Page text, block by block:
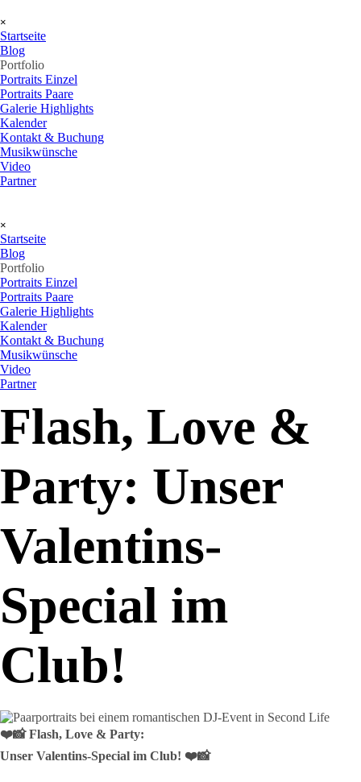
×
Startseite
Blog
Portfolio
Portraits Einzel
Portraits Paare
Galerie Highlights
Kalender
Kontakt & Buchung
Musikwünsche
Video
Partner
×
Startseite
Blog
Portfolio
Portraits Einzel
Portraits Paare
Galerie Highlights
Kalender
Kontakt & Buchung
Musikwünsche
Video
Partner
Flash, Love &
Party: Unser
Valentins-
Special im
Club!
❤️📸Flash, Love & Party:
Unser Valentins-Special im Club! ❤️📸